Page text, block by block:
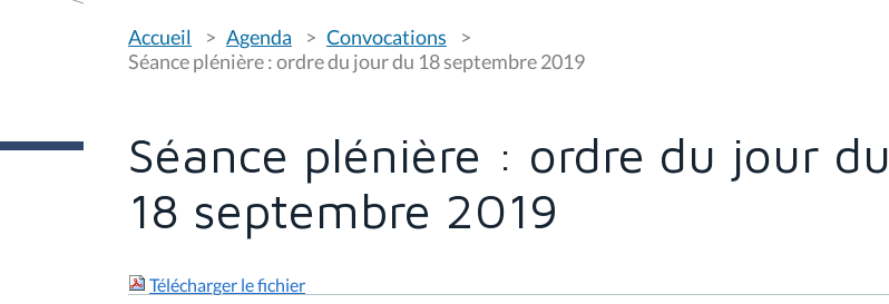
o
u
s
s
i
Accueil Agenda
Convocations
Séance plénière : ordre du jour du 18 septembre 2019
Séance plénière : ordre du jour du
18 septembre 2019
Télécharger le fichier